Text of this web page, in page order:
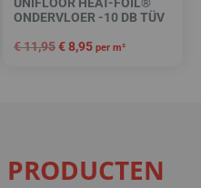
ONDERVLOER -10 DB TÜV
€11,95€8,95 per m²
PRODUCTEN